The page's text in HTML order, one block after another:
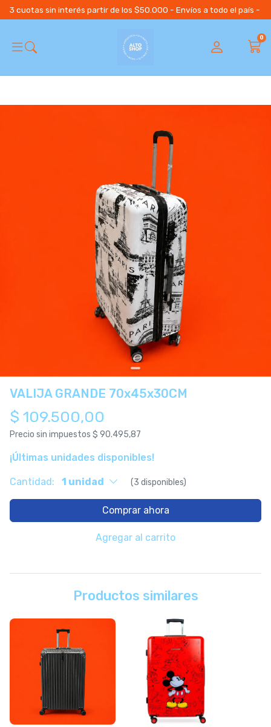
3 cuotas sin interés partir de los $50.000 - Envíos a todo el país -
0
VALIJA GRANDE 70x45x30CM
$ 109.500,00
Precio sin impuestos $ 90.495,87
¡Últimas unidades disponibles!
Cantidad: 1 unidad (3 disponibles)
Comprar ahora
Agregar al carrito
Productos similares